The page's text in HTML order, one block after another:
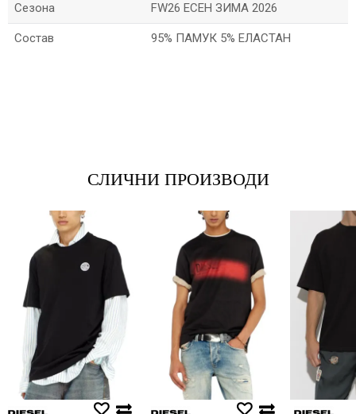
Сезона FW26 ЕСЕН ЗИМА 2026
Состав 95% ПАМУК 5% ЕЛАСТАН
Анти спам заштита - пресметајте колку е 9 - 4 :
СЛИЧНИ ПРОИЗВОДИ